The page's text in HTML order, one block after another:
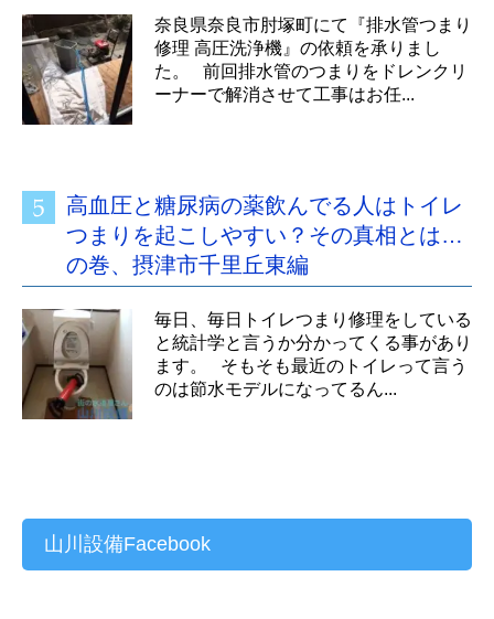
奈良県奈良市肘塚町にて『排水管つまり
修理 高圧洗浄機』の依頼を承りまし
た。 前回排水管のつまりをドレンクリ
ーナーで解消させて工事はお任...
高血圧と糖尿病の薬飲んでる人はトイレ
つまりを起こしやすい？その真相とは…
の巻、摂津市千里丘東編
毎日、毎日トイレつまり修理をしている
と統計学と言うか分かってくる事があり
ます。 そもそも最近のトイレって言う
のは節水モデルになってるん...
山川設備Facebook